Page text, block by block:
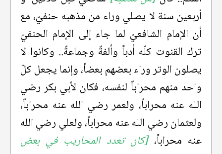
أربعين سنة لا يصلي وراء من مذهبه حنفيّ، مع
أن الإمام الشافعيّ لما جاء إلى الإمام الحنفيّ
ترك القنوت كلّه أدباً وألفةً وجماعةً.. وكانوا لا
يصلون الوتر وراء بعضهم بعضاً، وإنما يجعل كلّ
واحد منهم محراباً لنفسه، فكان لأبي بكر رضي
الله عنه محراباً، ولعمر رضي الله عنه محراباً،
ولعثمان رضي الله عنه محراباً، ولعلي رضي الله
عنه محراباً،[كان تعدد المحاريب في بعض